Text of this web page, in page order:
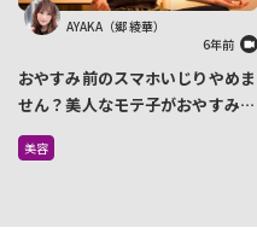
AYAKA（郷 綾華）
6年前
おやすみ前のスマホいじりやめま
せん？美人なモテ子がおやすみ前
に欠かさずやる１分習慣で美しさ
を磨きましょう♡
美容